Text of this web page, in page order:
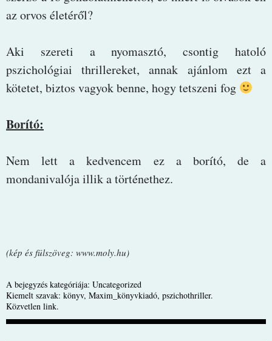
az orvos életéről?
Aki szereti a nyomasztó, csontig hatoló
pszichológiai thrillereket, annak ajánlom ezt a
kötetet, biztos vagyok benne, hogy tetszeni fog
Borító:
Nem lett a kedvencem ez a borító, de a
mondanivalója illik a történethez.
(kép és fülszöveg: www.moly.hu)
A bejegyzés kategóriája: Uncategorized
Kiemelt szavak: könyv, Maxim_könyvkiadó, pszichothriller.
Közvetlen link.